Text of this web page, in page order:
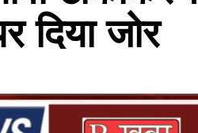
दिया जोर